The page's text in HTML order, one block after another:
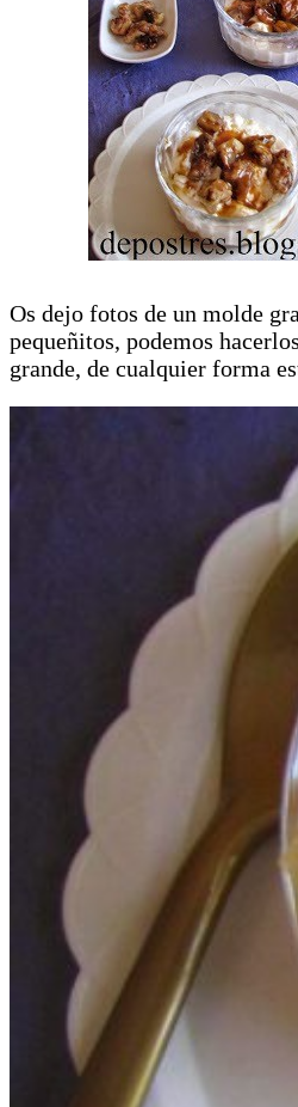
Os dejo fotos de un molde
pequeñitos, podemos
grande, de cualquier forma